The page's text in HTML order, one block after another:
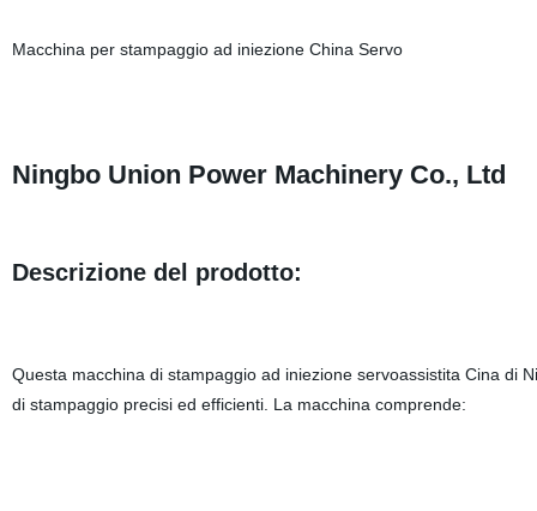
Macchina per stampaggio ad iniezione China Servo
Ningbo Union Power Machinery Co., Ltd
Descrizione del prodotto:
Questa macchina di stampaggio ad iniezione servoassistita Cina di
di stampaggio precisi ed efficienti. La macchina comprende: